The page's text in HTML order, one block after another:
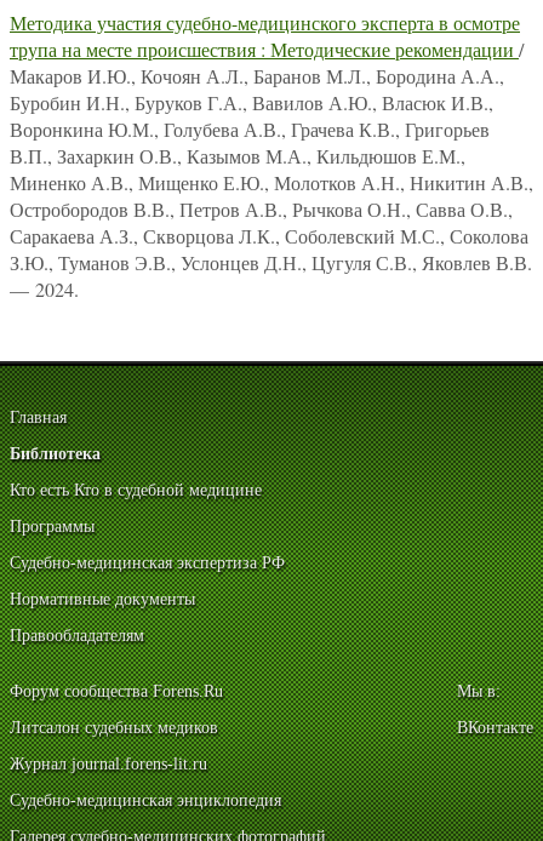
Методика участия судебно-медицинского эксперта в осмотре
трупа на месте происшествия : Методические рекомендации /
Макаров И.Ю., Кочоян А.Л., Баранов М.Л., Бородина А.А.,
Буробин И.Н., Буруков Г.А., Вавилов А.Ю., Власюк И.В.,
Воронкина Ю.М., Голубева А.В., Грачева К.В., Григорьев
В.П., Захаркин О.В., Казымов М.А., Кильдюшов Е.М.,
Миненко А.В., Мищенко Е.Ю., Молотков А.Н., Никитин А.В.,
Остробородов В.В., Петров А.В., Рычкова О.Н., Савва О.В.,
Саракаева А.З., Скворцова Л.К., Соболевский М.С., Соколова
З.Ю., Туманов Э.В., Услонцев Д.Н., Цугуля С.В., Яковлев В.В.
— 2024.
Главная
Библиотека
Кто есть Кто в судебной медицине
Программы
Судебно-медицинская экспертиза РФ
Нормативные документы
Правообладателям
Форум сообщества Forens.Ru
Литсалон судебных медиков
Журнал journal.forens-lit.ru
Судебно-медицинская энциклопедия
Галерея судебно-медицинских фотографий
Мы в:
ВКонтакте